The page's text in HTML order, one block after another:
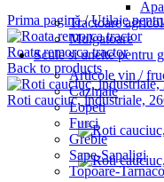
Tractoare
Mulgatoare
Scule si unelte pentru
Articole vin /
Cazmale
Lopeti
Furci
Greble
Sape-Sapaligi
Topoare-
Prima pagină/ Utilaje
Roata remorca tractor
Back to products
Roti cauciuc, industriale,